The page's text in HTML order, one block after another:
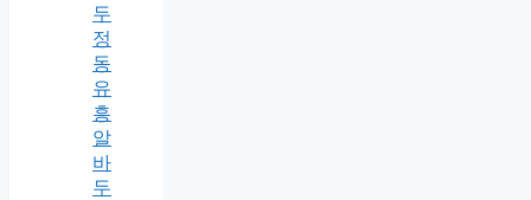
두
정
동
유
흥
알
바
두